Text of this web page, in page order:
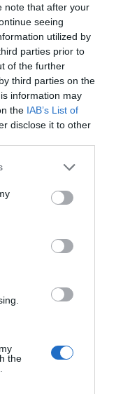
note that after your
seeing
utilized by
parties prior to
of the further
third parties on the
information may
the IAB’s List of
disclose it to other
or more Google
You may click to
party tags to
in below Google
the
formée par deux
d’Elle & Vire. Ce
en 1947.
faire laitier français,
tradition et innovation en
aux nouveaux
Elle & Vire